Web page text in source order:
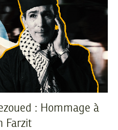
: Hommage à
Farzit